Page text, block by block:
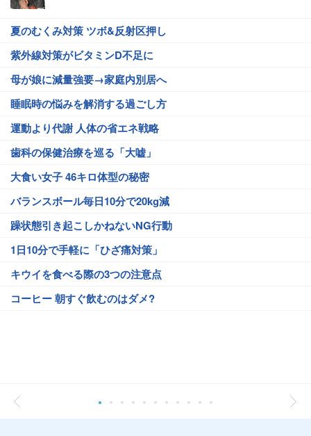
夏のむくみ対策 ツボ&反射区押し
紫外線対策がビタミンD不足に
母が娘に減量強要→家庭内別居へ
睡眠時の悩みを解消する過ごし方
運動より代謝 人体の省エネ戦略
歯科の保健治療を巡る「大嘘」
大食い女子 46キロ体型の秘密
バランスボール毎日10分で20kg減
躁状態引き起こしかねないNG行動
1日10分で手軽に「ひざ痛対策」
キウイを食べる際の3つの注意点
コーヒー 朝すぐ飲むのはダメ?